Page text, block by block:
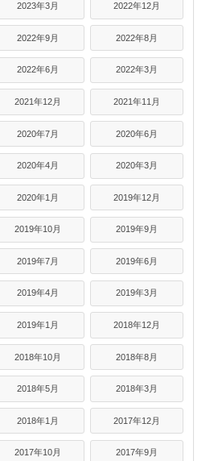
2023年3月 2022年12月
2022年9月 2022年8月
2022年6月 2022年3月
2021年12月 2021年11月
2020年7月 2020年6月
2020年4月 2020年3月
2020年1月 2019年12月
2019年10月 2019年9月
2019年7月 2019年6月
2019年4月 2019年3月
2019年1月 2018年12月
2018年10月 2018年8月
2018年5月 2018年3月
2018年1月 2017年12月
2017年10月 2017年9月